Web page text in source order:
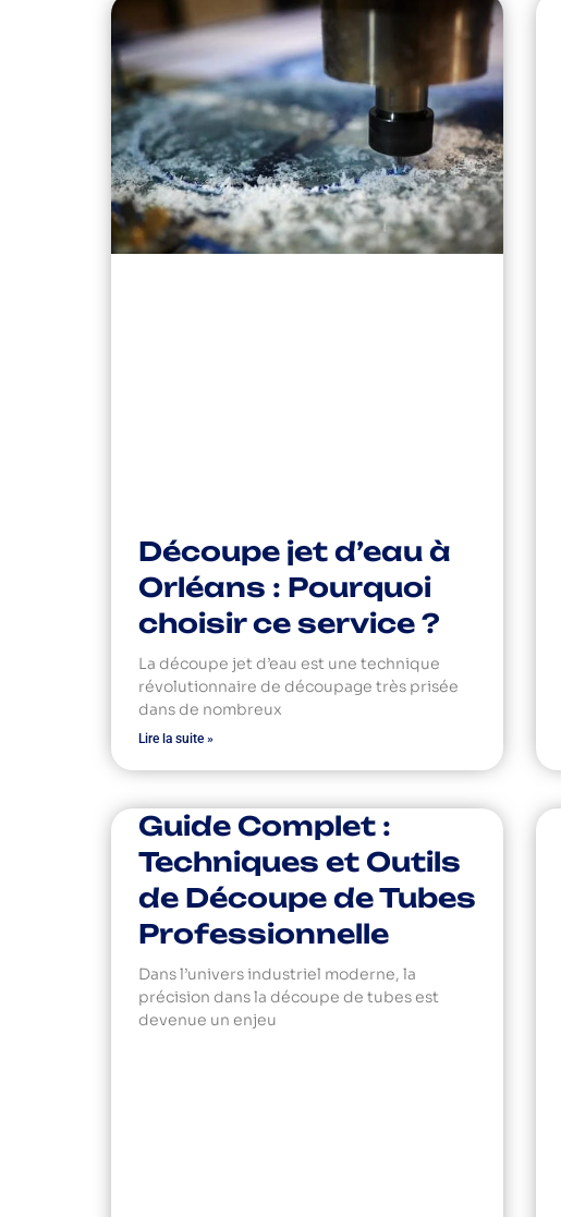
Découpe jet d’eau à
Orléans : Pourquoi
choisir ce service ?
La découpe jet d’eau est une technique
révolutionnaire de découpage très prisée
dans de nombreux
Lire la suite »
Guide Complet :
Techniques et Outils
de Découpe de Tubes
Professionnelle
Dans l’univers industriel moderne, la
précision dans la découpe de tubes est
devenue un enjeu